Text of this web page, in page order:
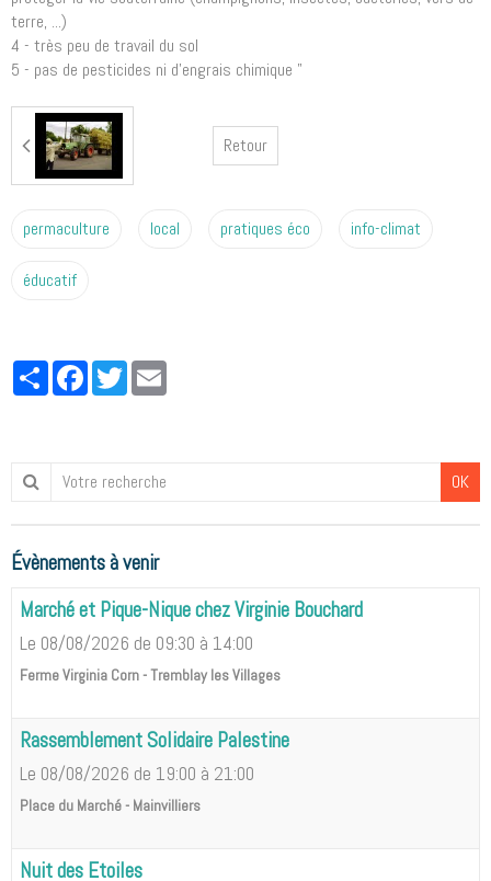
terre, ...)
4 - très peu de travail du sol
5 - pas de pesticides ni d'engrais chimique "
Retour
permaculture local pratiques éco info-climat
éducatif
PartagerFacebookTwitter
OK
Évènements à venir
Marché et Pique-Nique chez Virginie Bouchard
Le 08/08/2026 de 09:30 à 14:00
Ferme Virginia Corn - Tremblay les Villages
Rassemblement Solidaire Palestine
Le 08/08/2026 de 19:00 à 21:00
Place du Marché - Mainvilliers
Nuit des Etoiles